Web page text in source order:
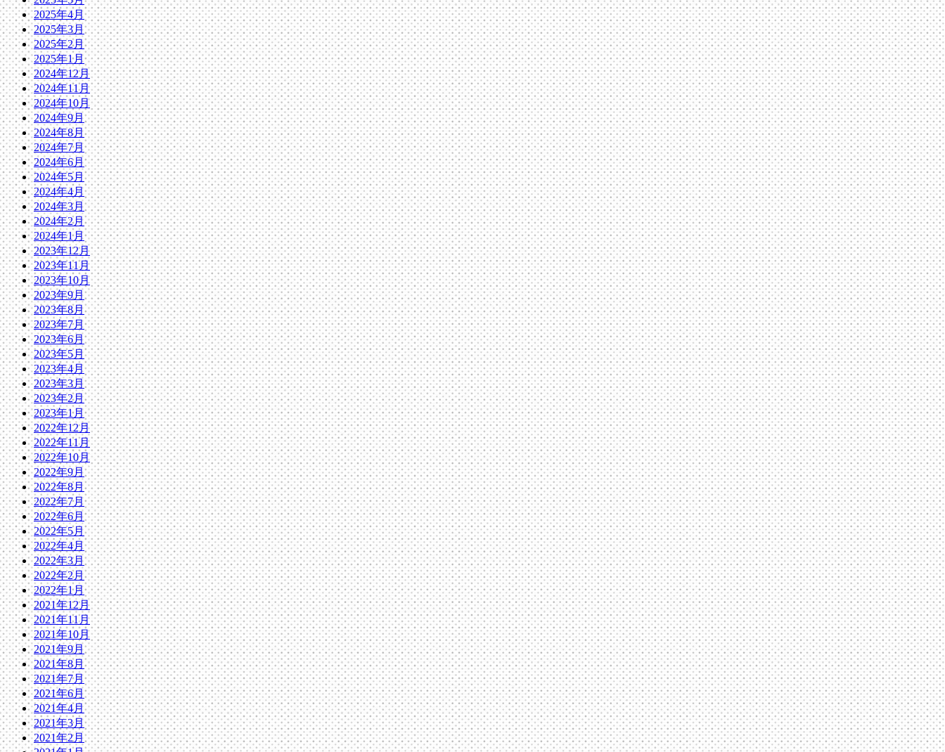
2025年4月
2025年3月
2025年2月
2025年1月
2024年12月
2024年11月
2024年10月
2024年9月
2024年8月
2024年7月
2024年6月
2024年5月
2024年4月
2024年3月
2024年2月
2024年1月
2023年12月
2023年11月
2023年10月
2023年9月
2023年8月
2023年7月
2023年6月
2023年5月
2023年4月
2023年3月
2023年2月
2023年1月
2022年12月
2022年11月
2022年10月
2022年9月
2022年8月
2022年7月
2022年6月
2022年5月
2022年4月
2022年3月
2022年2月
2022年1月
2021年12月
2021年11月
2021年10月
2021年9月
2021年8月
2021年7月
2021年6月
2021年4月
2021年3月
2021年2月